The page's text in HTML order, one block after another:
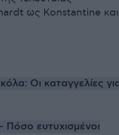
ως Konstantine και
Οι καταγγελίες
ευτυχισμένοι